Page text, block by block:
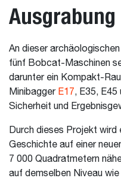
Ausgrabung
An dieser
fünf Bobcat-Maschinen
darunter ein Kompakt-
Minibagger E17, E35, E45
Sicherheit und
Durch dieses Projekt
Geschichte auf einer
7 000 Quadratmetern
auf demselben Niveau